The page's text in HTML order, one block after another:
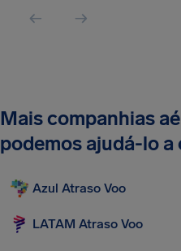
Mais companhias
podemos ajudá-lo
Azul Atraso Voo
LATAM Atraso Voo